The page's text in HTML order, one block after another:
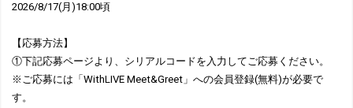
2026/8/17(月)18:00頃
【応募方法】
①下記応募ページより、シリアルコードを入力してご応募ください。
※ご応募には「WithLIVE Meet&Greet」への会員登録(無料)が必要で
す。